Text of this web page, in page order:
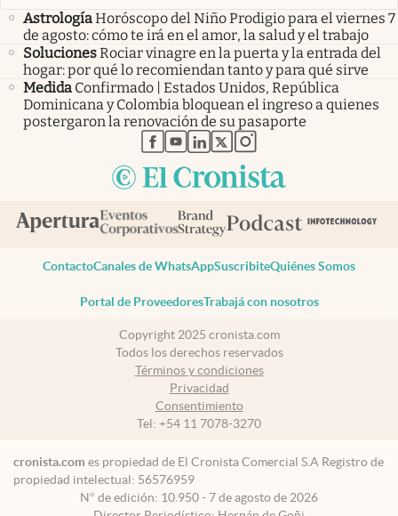
AstrologíaHoróscopo del Niño Prodigio para el viernes 7
de agosto: cómo te irá en el amor, la salud y el trabajo
SolucionesRociar vinagre en la puerta y la entrada del
hogar: por qué lo recomiendan tanto y para qué sirve
Medida Confirmado | Estados Unidos, República
Dominicana y Colombia bloquean el ingreso a quienes
postergaron la renovación de su pasaporte
abre en nueva pestaña
abre en nueva pestaña
abre en nueva pestaña
abre en nueva pestaña
abre en nueva pestaña
ContactoCanales de WhatsAppSuscribiteQuiénes Somos
Portal de ProveedoresTrabajá con nosotros
Copyright 2025 cronista.com
Todos los derechos reservados
Términos y condiciones
Privacidad
Consentimiento
Tel: +54 11 7078-3270
cronista.com es propiedad de El Cronista Comercial S.A Registro de
propiedad intelectual: 56576959
N° de edición: 10.950 - 7 de agosto de 2026